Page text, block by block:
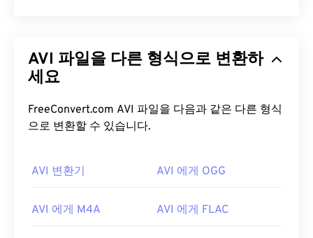
00 00 00
00 00 00
AVI 파일을 다른 형식으로 변환하
세요
FreeConvert.com AVI 파일을 다음과 같은 다른 형식
으로 변환할 수 있습니다.
AVI 변환기 AVI 에게 OGG
AVI 에게 M4A AVI 에게 FLAC